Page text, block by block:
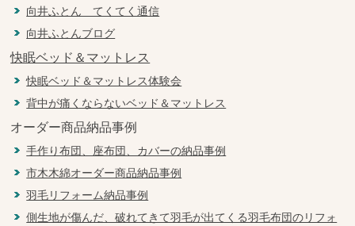
向井ふとん てくてく通信
向井ふとんブログ
快眠ベッド＆マットレス
快眠ベッド＆マットレス体験会
背中が痛くならないベッド＆マットレス
オーダー商品納品事例
手作り布団、座布団、カバーの納品事例
市木木綿オーダー商品納品事例
羽毛リフォーム納品事例
側生地が傷んだ、破れてきて羽毛が出てくる羽毛布団のリフォ